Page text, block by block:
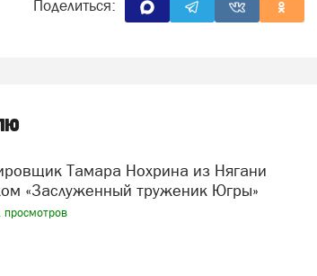
Поделиться:
«Заслуженный труженик Югры»
просмотров